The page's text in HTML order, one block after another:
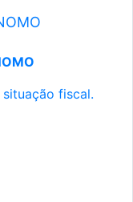
fiscal.